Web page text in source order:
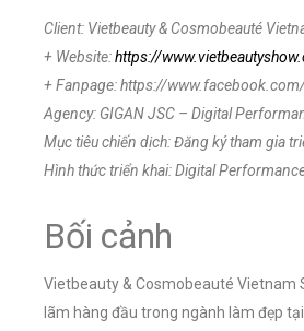
Client: Vietbeauty & Cosmobeauté
+ Website:https://
+ Fanpage: https://
Agency: GIGAN JSC – Digital
Mục tiêu chiến dịch: Đăng ký tham gia
Hình thức triển khai: Digital
Bối cảnh
Vietbeauty & Cosmobeauté Vietnam
lãm hàng đầu trong ngành làm đẹp